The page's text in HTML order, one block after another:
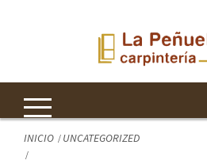
INICIO UNCATEGORIZED